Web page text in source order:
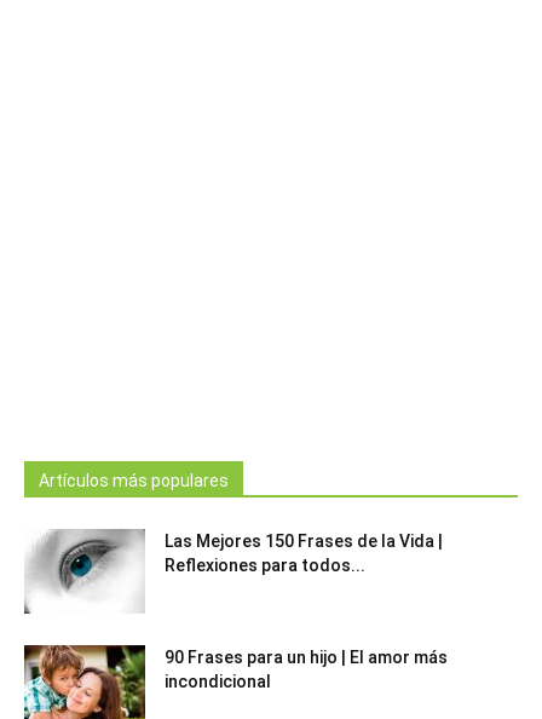
Artículos más populares
Las Mejores 150 Frases de la Vida |
Reflexiones para todos...
90 Frases para un hijo | El amor más
incondicional